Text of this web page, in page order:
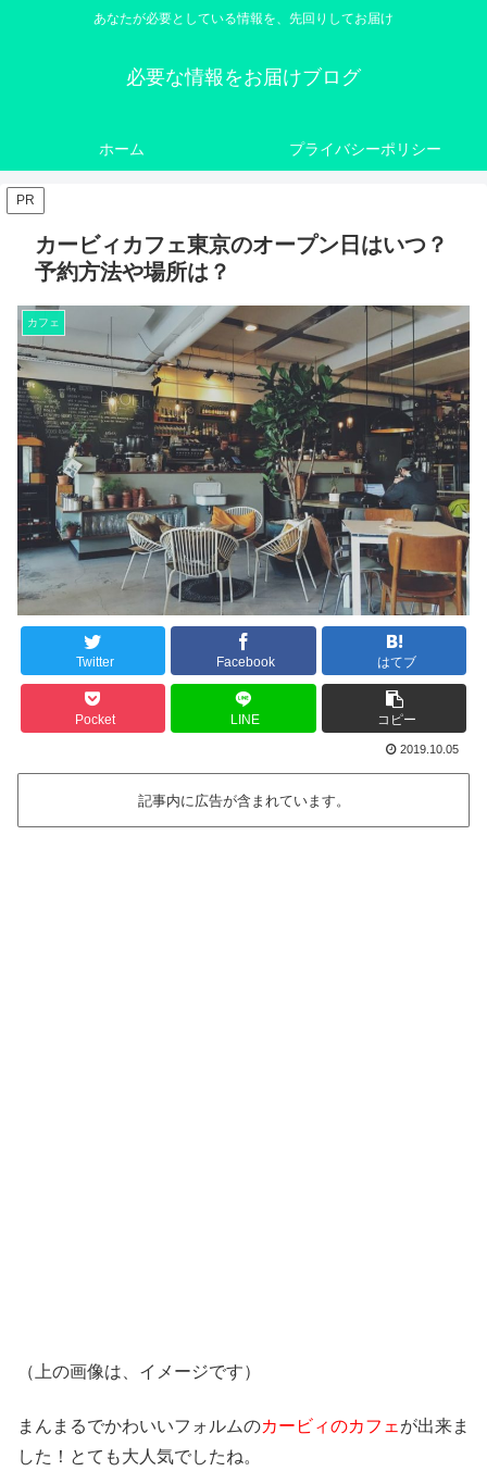
あなたが必要としている情報を、先回りしてお届け
必要な情報をお届けブログ
ホーム プライバシーポリシー
PR
カービィカフェ東京のオープン日はいつ？
予約方法や場所は？
カフェ
Twitter Facebook はてブ
Pocket LINE コピー
2019.10.05
記事内に広告が含まれています。
（上の画像は、イメージです）
まんまるでかわいいフォルムのカービィのカフェ が出来ま
した！とても大人気でしたね。